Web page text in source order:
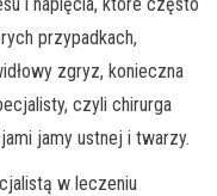
przypadkach,
zgryz, konieczna
czyli chirurga
jamy ustnej i twarzy.
w leczeniu